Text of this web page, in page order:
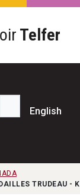
Telfer
Recherche...
English
TRUDEAU